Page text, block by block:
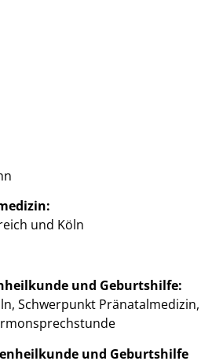
und Köln
und Geburtshilfe:
Schwerpunkt Pränatalmedizin,
und Geburtshilfe